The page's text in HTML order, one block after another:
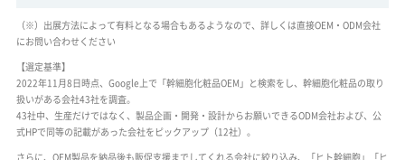
（※）出展方法によって有料となる場合もあるようなので、詳しくは直接OEM・ODM会社
にお問い合わせください
【選定基準】
2022年11月8日時点、Google上で「幹細胞化粧品OEM」と検索をし、幹細胞化粧品の取り
扱いがある会社43社を調査。
43社中、生産だけではなく、製品企画・開発・設計からお願いできるODM会社および、公
式HPで同等の記載があった会社をピックアップ（12社）。
さらに、OEM製品を納品後も販促支援までしてくれる会社に絞り込み、「ヒト幹細胞」「ヒ